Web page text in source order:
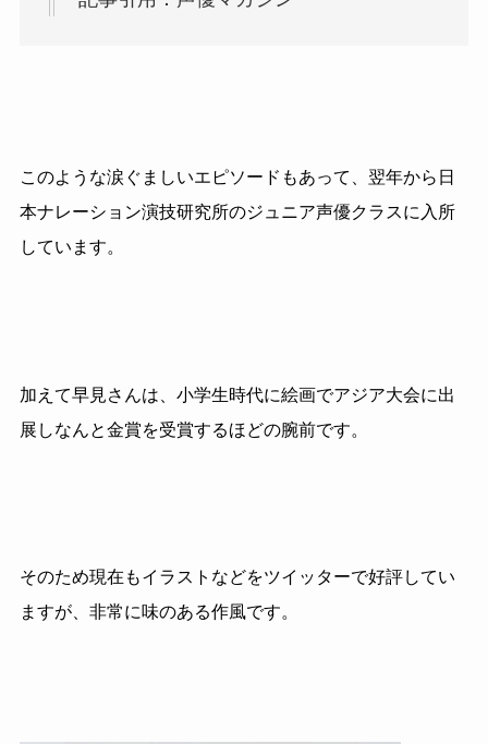
このような涙ぐましいエピソードもあって、翌年から日
本ナレーション演技研究所のジュニア声優クラスに入所
しています。
加えて早見さんは、小学生時代に絵画でアジア大会に出
展しなんと金賞を受賞するほどの腕前です。
そのため現在もイラストなどをツイッターで好評してい
ますが、非常に味のある作風です。